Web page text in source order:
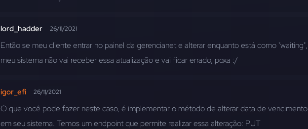
lord_hadder 26/11/2021
Então se meu cliente entrar no painel da gerencianet e alterar enquanto está como "waiting",
meu sistema não vai receber essa atualização e vai ficar errado, poxa :/
igor_efi 26/11/2021
O que você pode fazer neste caso, é implementar o método de alterar data de vencimento
em seu sistema. Temos um endpoint que permite realizar essa alteração: PUT